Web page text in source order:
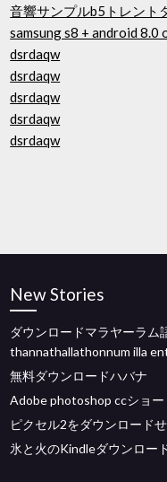
音響サンプルb5トレント
samsung s8 + android 8.0
dsrdaqw
dsrdaqw
dsrdaqw
dsrdaqw
dsrdaqw
New Stories
ダウンロードマラヤーラム
thannathallathonnum illa
無料ダウンロードハバナ
Adobe photoshop ccショ
ピクセル2をダウンロード
氷と火のKindleダウンロー